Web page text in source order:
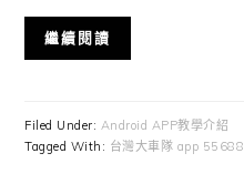
繼續閱讀
Filed Under: Android APP教學介紹
Tagged With: 台灣大車隊 app 55688